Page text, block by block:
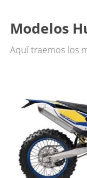
Modelos
Aquí traemos los